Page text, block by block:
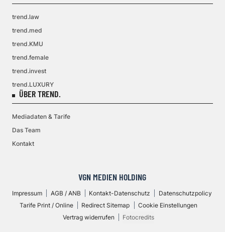
trend.law
trend.med
trend.KMU
trend.female
trend.invest
trend.LUXURY
ÜBER TREND.
Mediadaten & Tarife
Das Team
Kontakt
VGN MEDIEN HOLDING
Impressum AGB / ANB Kontakt-Datenschutz
Datenschutzpolicy
Tarife Print / Online
Redirect Sitemap
Cookie Einstellungen
Vertrag widerrufen
Fotocredits